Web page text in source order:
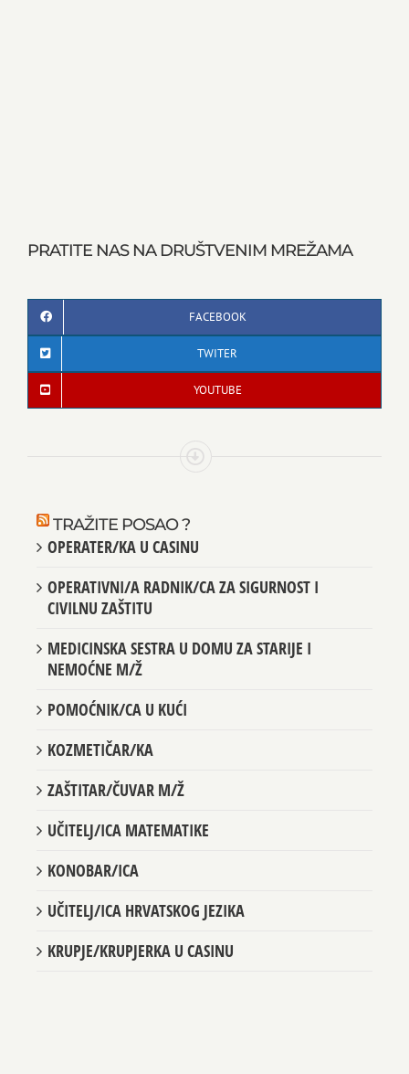
PRATITE NAS NA DRUŠTVENIM MREŽAMA
FACEBOOK
TWITER
YOUTUBE
TRAŽITE POSAO ?
OPERATER/KA U CASINU
OPERATIVNI/A RADNIK/CA ZA SIGURNOST I
CIVILNU ZAŠTITU
MEDICINSKA SESTRA U DOMU ZA STARIJE I
NEMOĆNE M/Ž
POMOĆNIK/CA U KUĆI
KOZMETIČAR/KA
ZAŠTITAR/ČUVAR M/Ž
UČITELJ/ICA MATEMATIKE
KONOBAR/ICA
UČITELJ/ICA HRVATSKOG JEZIKA
KRUPJE/KRUPJERKA U CASINU